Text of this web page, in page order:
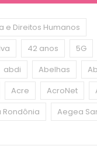
e Direitos Humanos
42 anos
5G
abdi Abelhas
Acre AcroNet
Aegea